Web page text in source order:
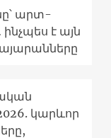
արտ-
է այն
կարևոր